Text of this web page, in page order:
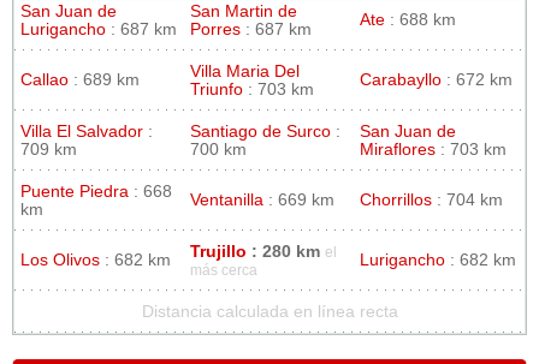
San Juan de
Lurigancho : 687 km
San Martin de
Porres : 687 km
Ate : 688 km
Callao : 689 km
Villa Maria Del
Triunfo : 703 km
Carabayllo : 672 km
Villa El Salvador :
709 km
Santiago de Surco :
700 km
San Juan de
Miraflores : 703 km
Puente Piedra : 668
km
Ventanilla : 669 km Chorrillos : 704 km
Los Olivos : 682 km Trujillo : 280 km el
más cerca
Lurigancho : 682 km
Distancia calculada en línea recta